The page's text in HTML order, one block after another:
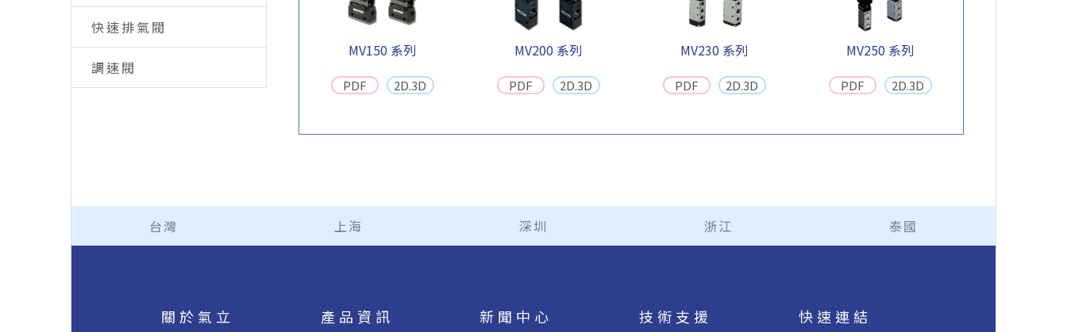
快速排氣閥
調速閥
MV150 系列
PDF 2D.3D
MV200 系列
PDF 2D.3D
MV230 系列
PDF 2D.3D
MV250 系列
PDF 2D.3D
台灣 上海 深圳 浙江 泰國
關於氣立 產品資訊 新聞中心 技術支援 快速連結